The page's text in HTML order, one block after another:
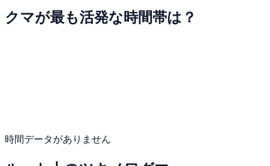
クマが最も活発な時間帯は？
時間データがありません